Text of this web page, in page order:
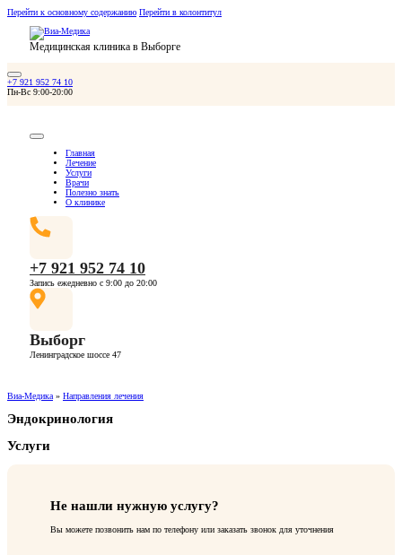
Перейти к основному содержанию Перейти в колонтитул
Медицинская клиника в Выборге
+7 921 952 74 10
Пн-Вс 9:00-20:00
Главная
Лечение
Услуги
Врачи
Полезно знать
О клинике
+7 921 952 74 10
Запись ежедневно с 9:00 до 20:00
Выборг
Ленинградское шоссе 47
Виа-Медика » Направления лечения
Эндокринология
Услуги
Не нашли нужную услугу?
Вы можете позвонить нам по телефону или заказать звонок для уточнения